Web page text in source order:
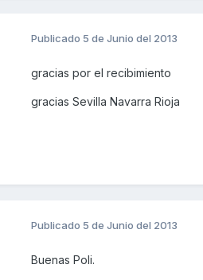
Publicado 5 de Junio del 2013
gracias por el recibimiento
gracias Sevilla Navarra Rioja
Publicado 5 de Junio del 2013
Buenas Poli.